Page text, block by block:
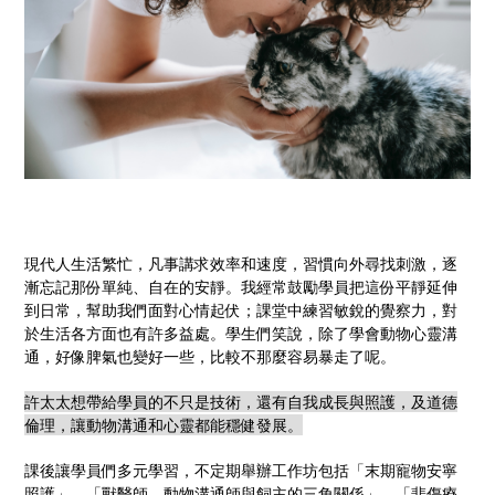
現代人生活繁忙，凡事講求效率和速度，習慣向外尋找刺激，逐
漸忘記那份單純、自在的安靜。我經常鼓勵學員把這份平靜延伸
到日常，幫助我們面對心情起伏；課堂中練習敏銳的覺察力，對
於生活各方面也有許多益處。學生們笑說，除了學會動物心靈溝
通，好像脾氣也變好一些，比較不那麼容易暴走了呢。
許太太想帶給學員的不只是技術，還有自我成長與照護，及道德
倫理，讓動物溝通和心靈都能穩健發展。
課後讓學員們多元學習，不定期舉辦工作坊包括「末期寵物安寧